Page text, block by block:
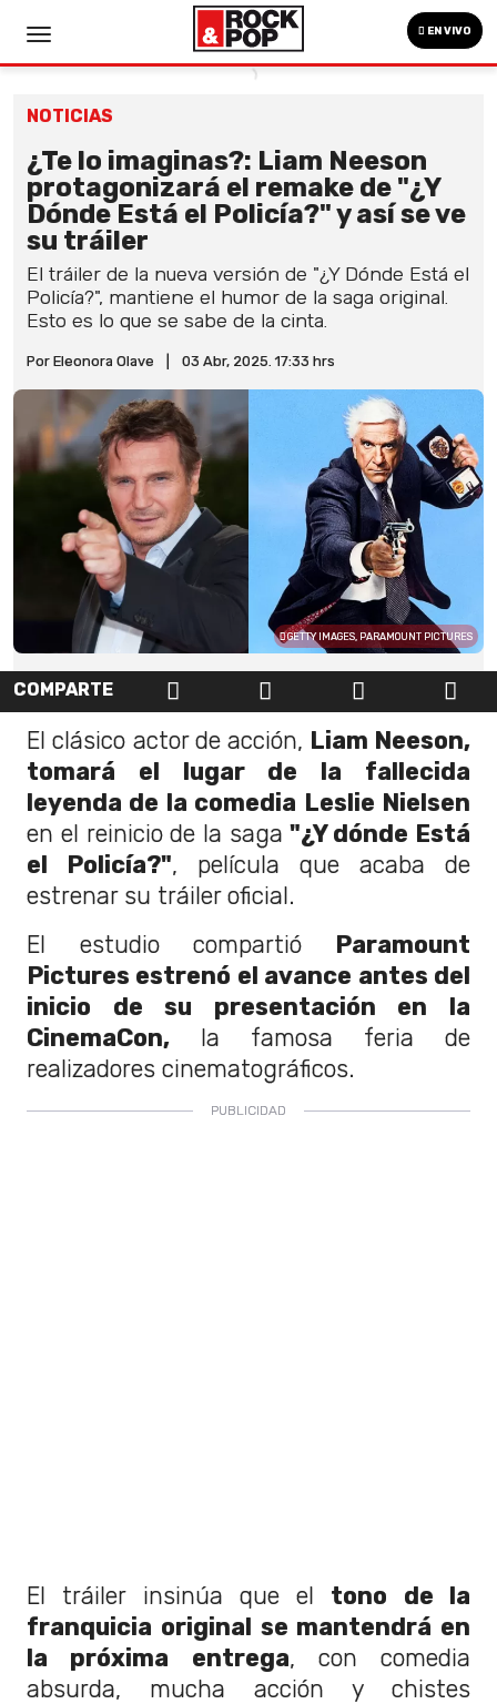
EN VIVO
NOTICIAS
¿Te lo imaginas?: Liam Neeson
protagonizará el remake de "¿Y
Dónde Está el Policía?" y así se ve
su tráiler
El tráiler de la nueva versión de "¿Y Dónde Está el
Policía?", mantiene el humor de la saga original.
Esto es lo que se sabe de la cinta.
Por Eleonora Olave 03 Abr, 2025. 17:33 hrs
GETTY IMAGES, PARAMOUNT PICTURES
COMPARTE
El clásico actor de acción, Liam Neeson,
tomará el lugar de la fallecida
leyenda de la comedia Leslie Nielsen
en el reinicio de la saga "¿Y dónde Está
el Policía?", película que acaba de
estrenar su tráiler oficial.
El estudio compartió Paramount
Pictures estrenó el avance antes del
inicio de su presentación en la
CinemaCon, la famosa feria de
realizadores cinematográficos.
El tráiler insinúa que el tono de la
franquicia original se mantendrá en
la próxima entrega, con comedia
absurda, mucha acción y chistes